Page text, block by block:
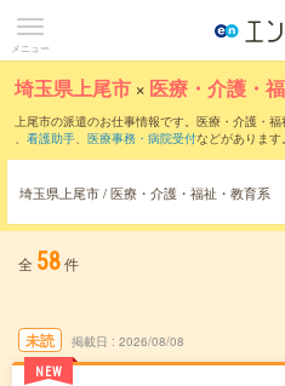
メニュー
埼玉県上尾市 × 医療・介護・
上尾市の派遣のお仕事情報です。医療・介護・福
、 看護助手、 医療事務・病院受付などがあります
埼玉県上尾市 / 医療・介護・福祉・教育系
全 58件
未読
NEW
掲載日 2026/08/08